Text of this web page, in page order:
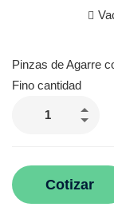
Pinzas de Agarre
Fino cantidad
Cotizar